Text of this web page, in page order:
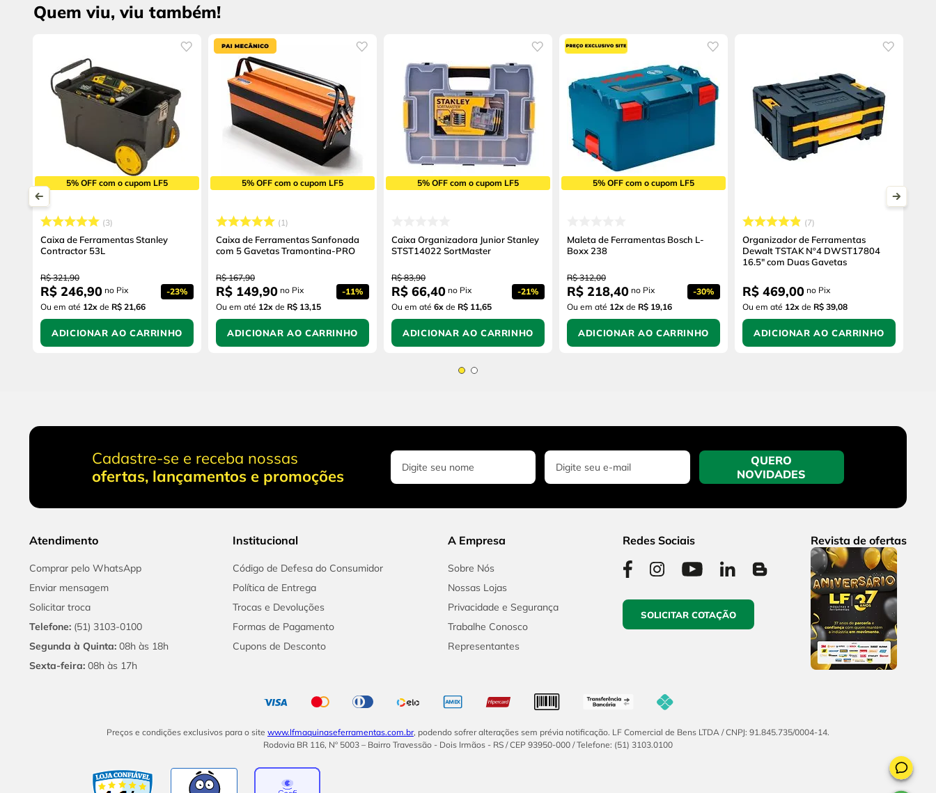
Quem viu, viu também!
5% OFF com o cupom LF5
3
Caixa de Ferramentas Stanley
Contractor 53L
R$ 321,90
R$ 246,90 no Pix -23%
Ou em até 12x de R$ 21,66
ADICIONAR AO CARRINHO
5% OFF com o cupom LF5
1
Caixa de Ferramentas Sanfonada
com 5 Gavetas Tramontina-PRO
R$ 167,90
R$ 149,90 no Pix -11%
Ou em até 12x de R$ 13,15
ADICIONAR AO CARRINHO
5% OFF com o cupom LF5
Caixa Organizadora Junior Stanley
STST14022 SortMaster
R$ 83,90
R$ 66,40 no Pix -21%
Ou em até 6x de R$ 11,65
ADICIONAR AO CARRINHO
5% OFF com o cupom LF5
Maleta de Ferramentas Bosch L-
Boxx 238
R$ 312,00
R$ 218,40 no Pix -30%
Ou em até 12x de R$ 19,16
ADICIONAR AO CARRINHO
7
Organizador de Ferramentas
Dewalt TSTAK Nº4 DWST17804
16.5" com Duas Gavetas
R$ 469,00 no Pix
Ou em até 12x de R$ 39,08
ADICIONAR AO CARRINHO
Cadastre-se e receba nossas
ofertas, lançamentos e promoções
QUERO
NOVIDADES
Atendimento
Comprar pelo WhatsApp
Enviar mensagem
Solicitar troca
Telefone: (51) 3103-0100
Segunda à Quinta: 08h às 18h
Sexta-feira: 08h às 17h
Institucional
Código de Defesa do Consumidor
Política de Entrega
Trocas e Devoluções
Formas de Pagamento
Cupons de Desconto
A Empresa
Sobre Nós
Nossas Lojas
Privacidade e Segurança
Trabalhe Conosco
Representantes
Redes Sociais
SOLICITAR COTAÇÃO
Revista de ofertas
Preços e condições exclusivos para o site www.lfmaquinaseferramentas.com.br, podendo sofrer alterações sem prévia notificação. LF Comercial de Bens LTDA / CNPJ: 91.845.735/0004-14.
Rodovia BR 116, Nº 5003 – Bairro Travessão - Dois Irmãos - RS / CEP 93950-000 / Telefone: (51) 3103.0100